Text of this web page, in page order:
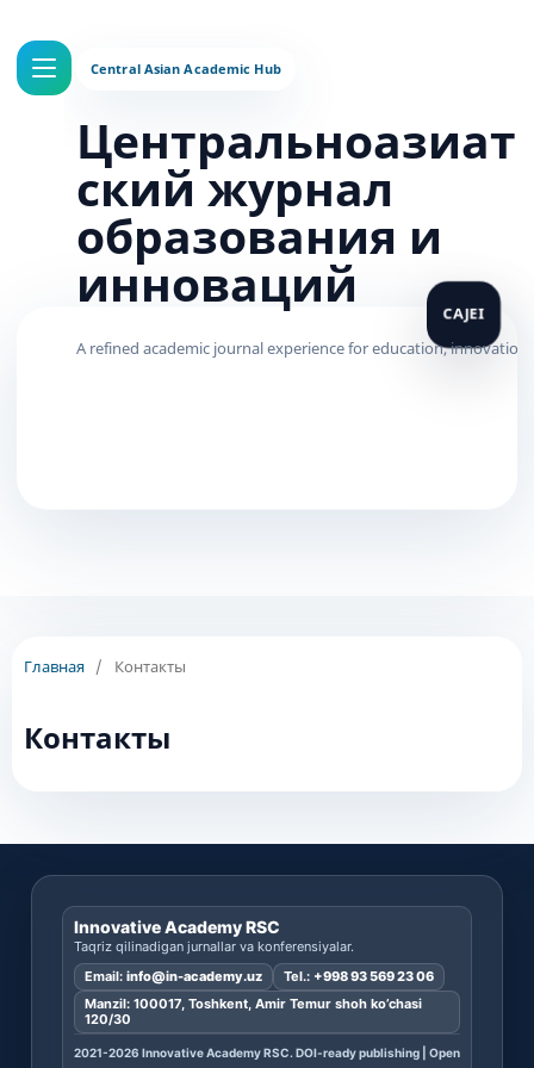
Центральноазиат
ский журнал
образования и
инноваций
Главная / Контакты
Контакты
Innovative Academy RSC
Taqriz qilinadigan jurnallar va konferensiyalar.
Email: info@in-academy.uz Tel.: +998 93 569 23 06
Manzil: 100017, Toshkent, Amir Temur shoh ko’chasi
120/30
2021-2026 Innovative Academy RSC. DOI-ready publishing | Open